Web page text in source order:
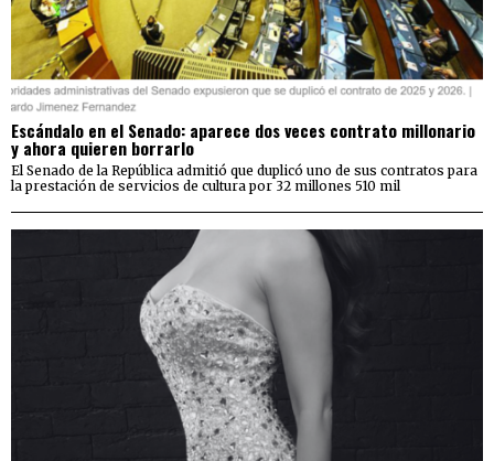
Escándalo en el Senado: aparece dos veces contrato millonario
y ahora quieren borrarlo
El Senado de la República admitió que duplicó uno de sus contratos para
la prestación de servicios de cultura por 32 millones 510 mil